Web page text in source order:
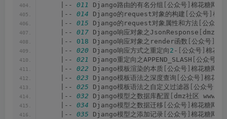
    |--
011 Django路由的有名分组 公众号 棉花糖网络
    |--
014 Django的request对象的构建 公众号 棉
    |--
015 Django的request对象属性和方法 公众号
    |--
017 Django响应对象之JsonResponse
dmz社
    |--
018 Django响应对象之render函数 公众号
    |--
020 Django响应方式之重定向 2 - 公众号 棉花
    |--
021 Django重定向之APPEND_SLASH 公众号
    |--
022 Django模板渲染的本质 公众号 棉花糖网络
    |--
023 Django模板语法之深度查询 公众号 棉花糖
    |--
025 Django模板语法之自定义过滤器 公众号
    |--
032 Django模型之数据库配置 dmz社区 www.
    |--
034 Django模型之数据迁移 公众号 棉花糖网络
    |--
035 Django模型之添加记录 公众号 棉花糖网络